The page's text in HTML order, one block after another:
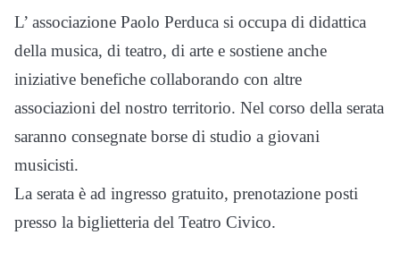
L’ associazione Paolo Perduca si occupa di didattica
della musica, di teatro, di arte e sostiene anche
iniziative benefiche collaborando con altre
associazioni del nostro territorio. Nel corso della serata
saranno consegnate borse di studio a giovani
musicisti.
La serata è ad ingresso gratuito, prenotazione posti
presso la biglietteria del Teatro Civico.